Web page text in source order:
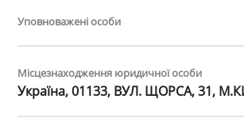
Уповноважені особи
Місцезнаходження юридичної особи
Україна, 01133, ВУЛ. ЩОРСА, 31,